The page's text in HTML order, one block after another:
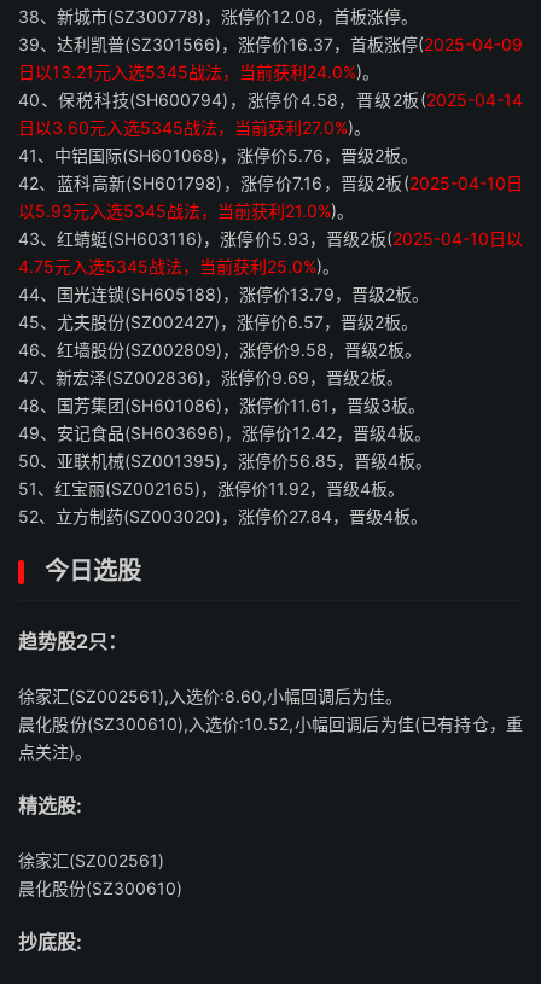
38、新城市(SZ300778)，涨停价12.08，首板涨停。
39、达利凯普(SZ301566)，涨停价16.37，首板涨停(2025-04-09
日以13.21元入选5345战法，当前获利24.0%)。
40、保税科技(SH600794)，涨停价4.58，晋级2板(2025-04-14
日以3.60元入选5345战法，当前获利27.0%)。
41、中铝国际(SH601068)，涨停价5.76，晋级2板。
42、蓝科高新(SH601798)，涨停价7.16，晋级2板(2025-04-10日
以5.93元入选5345战法，当前获利21.0%)。
43、红蜻蜓(SH603116)，涨停价5.93，晋级2板(2025-04-10日以
4.75元入选5345战法，当前获利25.0%)。
44、国光连锁(SH605188)，涨停价13.79，晋级2板。
45、尤夫股份(SZ002427)，涨停价6.57，晋级2板。
46、红墙股份(SZ002809)，涨停价9.58，晋级2板。
47、新宏泽(SZ002836)，涨停价9.69，晋级2板。
48、国芳集团(SH601086)，涨停价11.61，晋级3板。
49、安记食品(SH603696)，涨停价12.42，晋级4板。
50、亚联机械(SZ001395)，涨停价56.85，晋级4板。
51、红宝丽(SZ002165)，涨停价11.92，晋级4板。
52、立方制药(SZ003020)，涨停价27.84，晋级4板。
今日选股
趋势股2只：
徐家汇(SZ002561),入选价:8.60,小幅回调后为佳。
晨化股份(SZ300610),入选价:10.52,小幅回调后为佳(已有持仓，重
点关注)。
精选股:
徐家汇(SZ002561)
晨化股份(SZ300610)
抄底股: